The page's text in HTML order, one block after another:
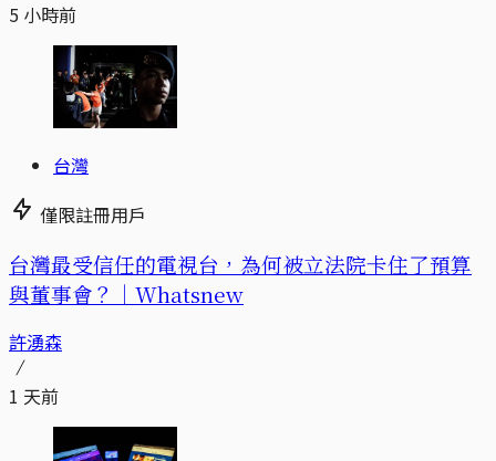
5 小時前
台灣
僅限註冊用戶
台灣最受信任的電視台，為何被立法院卡住了預算
與董事會？｜Whatsnew
許湧森
1 天前